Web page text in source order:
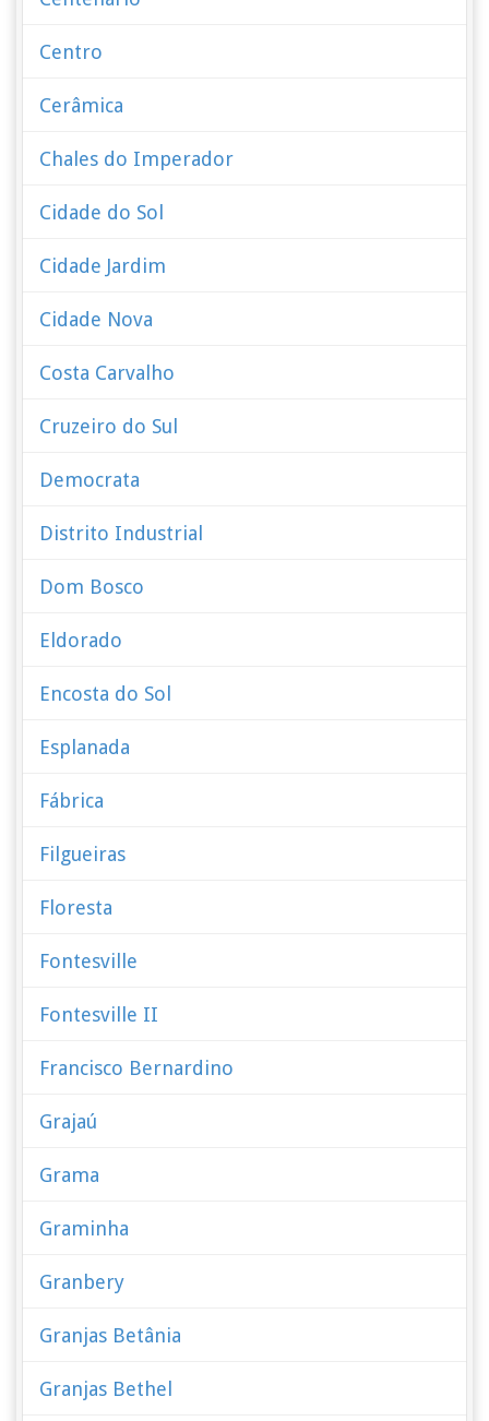
Centro
Cerâmica
Chales do Imperador
Cidade do Sol
Cidade Jardim
Cidade Nova
Costa Carvalho
Cruzeiro do Sul
Democrata
Distrito Industrial
Dom Bosco
Eldorado
Encosta do Sol
Esplanada
Fábrica
Filgueiras
Floresta
Fontesville
Fontesville II
Francisco Bernardino
Grajaú
Grama
Graminha
Granbery
Granjas Betânia
Granjas Bethel